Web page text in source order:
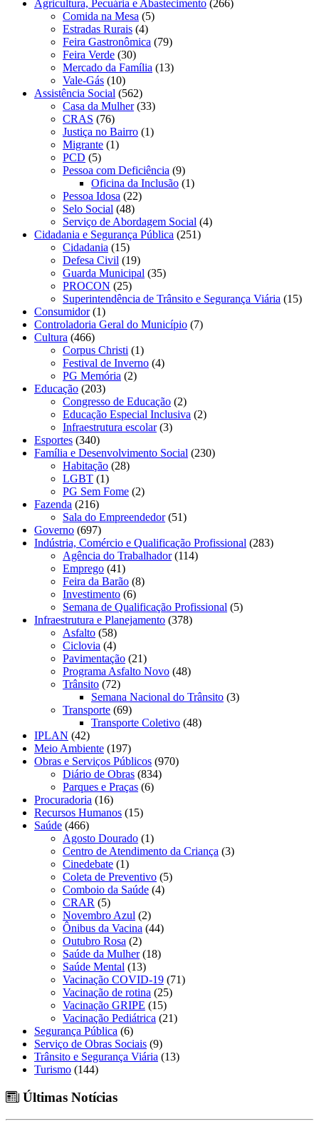
Agricultura, Pecuária e Abastecimento (266)
Comida na Mesa (5)
Estradas Rurais (4)
Feira Gastronômica (79)
Feira Verde (30)
Mercado da Família (13)
Vale-Gás (10)
Assistência Social (562)
Casa da Mulher(33)
CRAS (76)
Justiça no Bairro (1)
Migrante (1)
PCD (5)
Pessoa com Deficiência (9)
Oficina da Inclusão (1)
Pessoa Idosa (22)
Selo Social (48)
Serviço de Abordagem Social (4)
Cidadania e Segurança Pública (251)
Cidadania (15)
Defesa Civil (19)
Guarda Municipal (35)
PROCON (25)
Superintendência de Trânsito e Segurança Viária (15)
Consumidor(1)
Controladoria Geral do Município (7)
Cultura (466)
Corpus Christi (1)
Festival de Inverno (4)
PG Memória (2)
Educação (203)
Congresso de Educação (2)
Educação Especial Inclusiva (2)
Infraestrutura escolar(3)
Esportes (340)
Família e Desenvolvimento Social (230)
Habitação (28)
LGBT (1)
PG Sem Fome (2)
Fazenda (216)
Sala do Empreendedor(51)
Governo (697)
Indústria, Comércio e Qualificação Profissional (283)
Agência do Trabalhador(114)
Emprego (41)
Feira da Barão (8)
Investimento (6)
Semana de Qualificação Profissional (5)
Infraestrutura e Planejamento (378)
Asfalto (58)
Ciclovia (4)
Pavimentação (21)
Programa Asfalto Novo (48)
Trânsito (72)
Semana Nacional do Trânsito (3)
Transporte (69)
Transporte Coletivo (48)
IPLAN (42)
Meio Ambiente (197)
Obras e Serviços Públicos (970)
Diário de Obras (834)
Parques e Praças (6)
Procuradoria (16)
Recursos Humanos (15)
Saúde (466)
Agosto Dourado (1)
Centro de Atendimento da Criança (3)
Cinedebate (1)
Coleta de Preventivo (5)
Comboio da Saúde (4)
CRAR (5)
Novembro Azul (2)
Ônibus da Vacina (44)
Outubro Rosa (2)
Saúde da Mulher(18)
Saúde Mental (13)
Vacinação COVID-19 (71)
Vacinação de rotina (25)
Vacinação GRIPE (15)
Vacinação Pediátrica (21)
Segurança Pública (6)
Serviço de Obras Sociais (9)
Trânsito e Segurança Viária (13)
Turismo (144)
Últimas Notícias